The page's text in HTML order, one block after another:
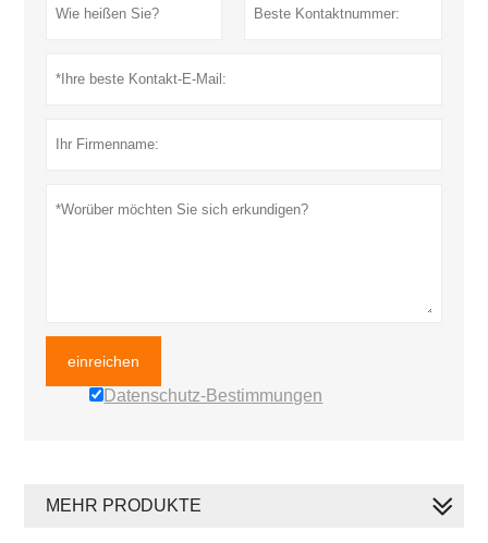
einreichen
Datenschutz-Bestimmungen
MEHR PRODUKTE